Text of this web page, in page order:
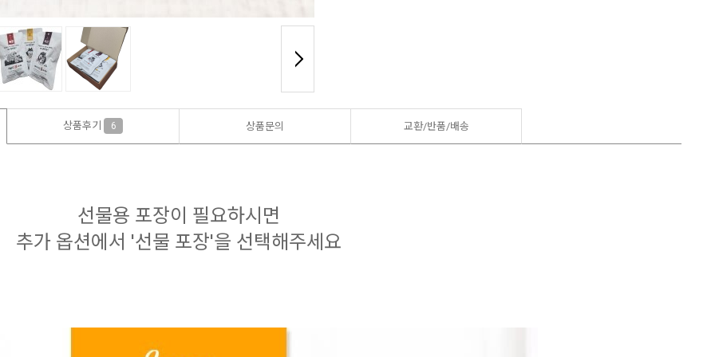
상품후기 6 상품문의 교환/반품/배송
선물용 포장이 필요하시면
추가 옵션에서 '선물 포장'을 선택해주세요